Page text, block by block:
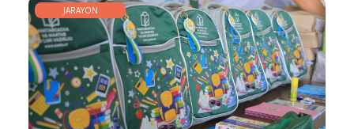
JARAYON